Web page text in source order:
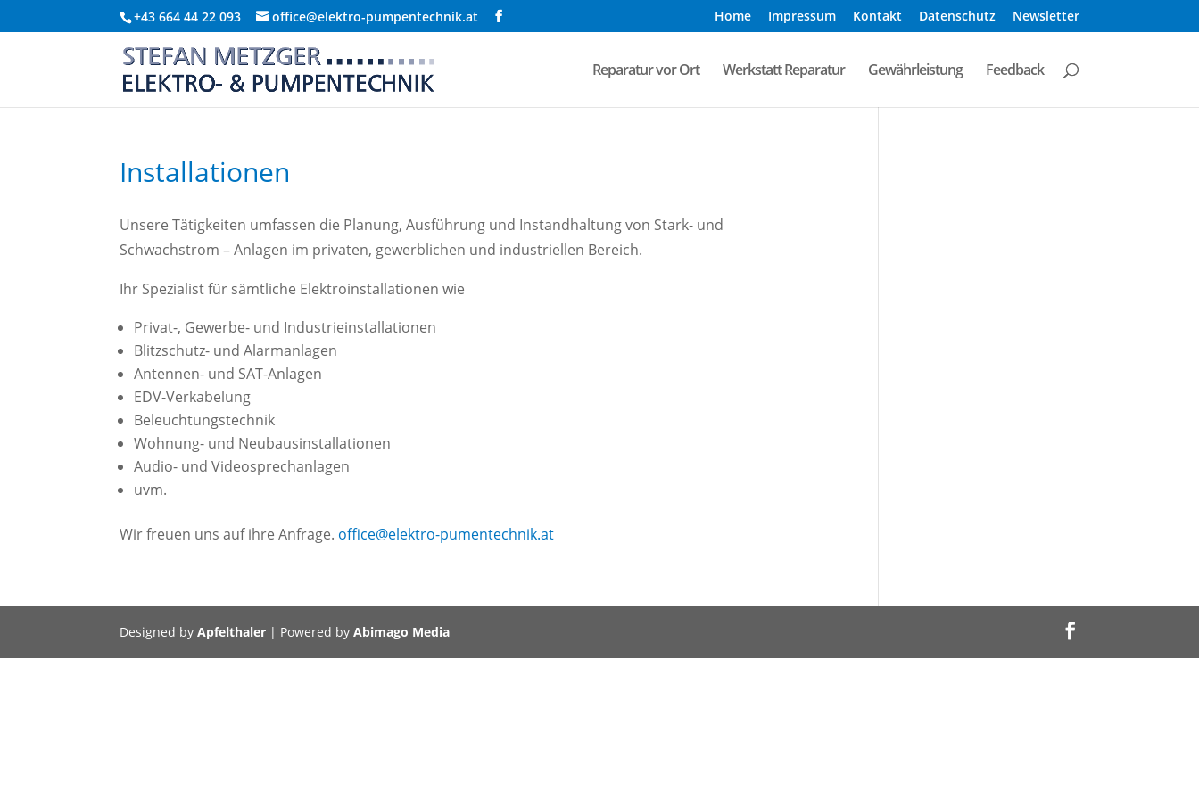
+43 664 44 22 093 office@elektro-pumpentechnik.at Home Impressum Kontakt Datenschutz Newsletter
Reparatur vor Ort Werkstatt Reparatur Gewährleistung Feedback
Installationen
Unsere Tätigkeiten umfassen die Planung, Ausführung und Instandhaltung von Stark- und
Schwachstrom – Anlagen im privaten, gewerblichen und industriellen Bereich.
Ihr Spezialist für sämtliche Elektroinstallationen wie
Privat-, Gewerbe- und Industrieinstallationen
Blitzschutz- und Alarmanlagen
Antennen- und SAT-Anlagen
EDV-Verkabelung
Beleuchtungstechnik
Wohnung- und Neubausinstallationen
Audio- und Videosprechanlagen
uvm.
Wir freuen uns auf ihre Anfrage. office@elektro-pumentechnik.at
Designed byApfelthaler | Powered byAbimago Media